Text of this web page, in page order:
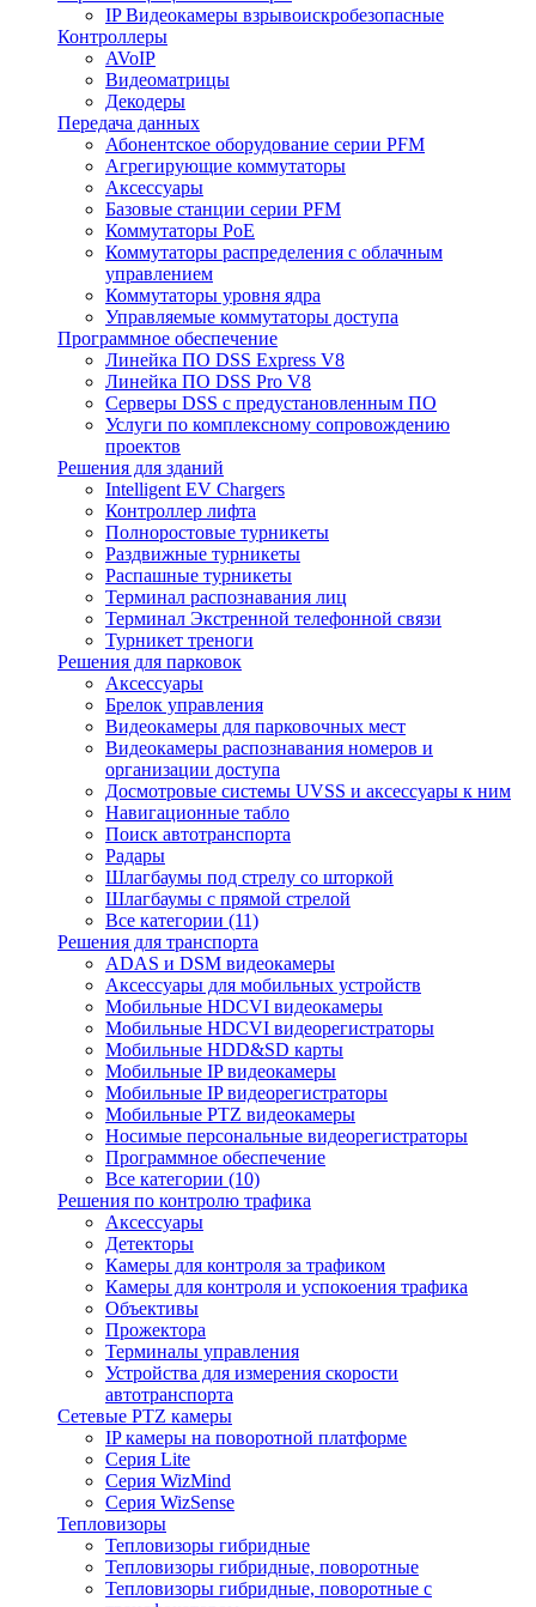
IP Видеокамеры взрывоискробезопасные
Контроллеры
AVoIP
Видеоматрицы
Декодеры
Передача данных
Абонентское оборудование серии PFM
Агрегирующие коммутаторы
Аксессуары
Базовые станции серии PFM
Коммутаторы PoE
Коммутаторы распределения с облачным
управлением
Коммутаторы уровня ядра
Управляемые коммутаторы доступа
Программное обеспечение
Линейка ПО DSS Express V8
Линейка ПО DSS Pro V8
Серверы DSS с предустановленным ПО
Услуги по комплексному сопровождению
проектов
Решения для зданий
Intelligent EV Chargers
Контроллер лифта
Полноростовые турникеты
Раздвижные турникеты
Распашные турникеты
Терминал распознавания лиц
Терминал Экстренной телефонной связи
Турникет треноги
Решения для парковок
Аксессуары
Брелок управления
Видеокамеры для парковочных мест
Видеокамеры распознавания номеров и
организации доступа
Досмотровые системы UVSS и аксессуары к ним
Навигационные табло
Поиск автотранспорта
Радары
Шлагбаумы под стрелу со шторкой
Шлагбаумы с прямой стрелой
Все категории (11)
Решения для транспорта
ADAS и DSM видеокамеры
Аксессуары для мобильных устройств
Мобильные HDCVI видеокамеры
Мобильные HDCVI видеорегистраторы
Мобильные HDD&SD карты
Мобильные IP видеокамеры
Мобильные IP видеорегистраторы
Мобильные PTZ видеокамеры
Носимые персональные видеорегистраторы
Программное обеспечение
Все категории (10)
Решения по контролю трафика
Аксессуары
Детекторы
Камеры для контроля за трафиком
Камеры для контроля и успокоения трафика
Объективы
Прожектора
Терминалы управления
Устройства для измерения скорости
автотранспорта
Сетевые PTZ камеры
IP камеры на поворотной платформе
Серия Lite
Серия WizMind
Серия WizSense
Тепловизоры
Тепловизоры гибридные
Тепловизоры гибридные, поворотные
Тепловизоры гибридные, поворотные с